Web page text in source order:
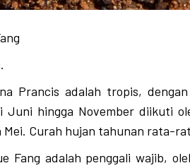
Prancis adalah tropis,
Juni hingga November diikuti
Curah hujan tahunan rata-
Fang adalah penggali wajib,